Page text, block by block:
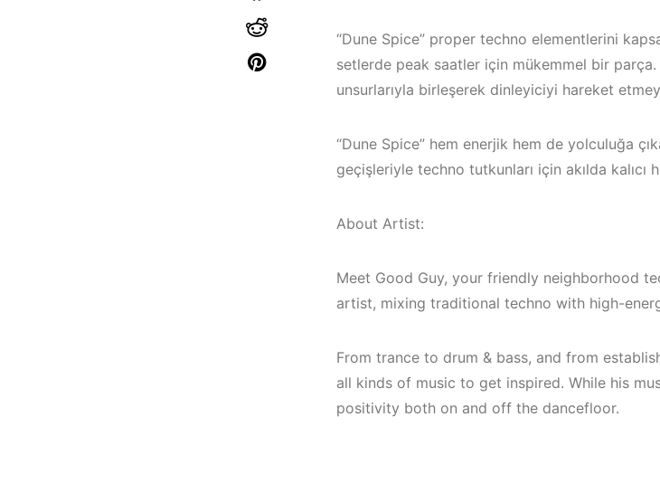
Elektronik Müzik
Mekanları 2022 –
Downtempo)
Alaçatı / Akyaka /
Kuşadası /
Elektronik Müzik
House, Techno)
“Dune Spice” proper techno elementlerini
setlerde peak saatler için mükemmel bir
unsurlarıyla birleşerek dinleyiciyi hareket
“Dune Spice” hem enerjik hem de yolculuğa
geçişleriyle techno tutkunları için akılda
About Artist:
Meet Good Guy, your friendly neighborhood
artist, mixing traditional techno with high-
From trance to drum & bass, and from
all kinds of music to get inspired. While his
positivity both on and off the dancefloor.